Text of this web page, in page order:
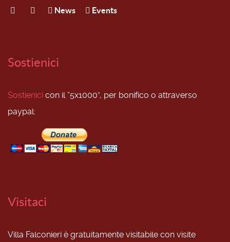
News Events
Sostienici
Sostienici con il “5x1000”, per bonifico o attraverso
paypal:
Visitaci
Villa Falconieri è gratuitamente visitabile con visite